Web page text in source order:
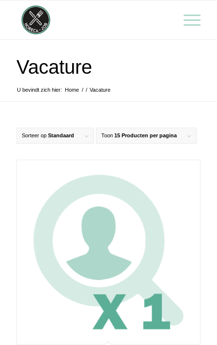
Vacature
U bevindt zich hier: Home / / Vacature
Sorteer op Standaard Toon 15 Producten per pagina